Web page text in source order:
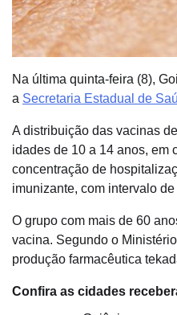
Na última quinta-feira (8),
a Secretaria Estadual de
A distribuição das vacinas
idades de 10 a 14 anos, em
concentração de
imunizante, com intervalo
O grupo com mais de 60
vacina. Segundo o
produção farmacêutica
Confira as cidades